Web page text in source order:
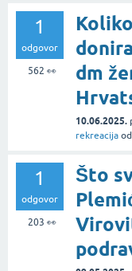
1
odgovor
562 👀
dm
10.06.2025.
rekreacija od
1
odgovor
203 👀
Što